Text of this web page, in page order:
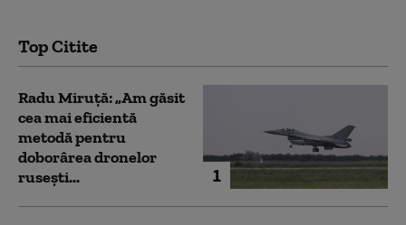
Top Citite
1
Radu Miruță: „Am găsit
cea mai eficientă
metodă pentru
doborârea dronelor
rusești...